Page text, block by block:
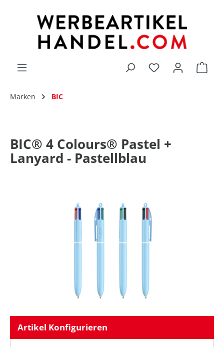
Du hast 0
Marken BIC
BIC® 4 Colours® Pastel +
Lanyard - Pastellblau
Artikel Konfigurieren